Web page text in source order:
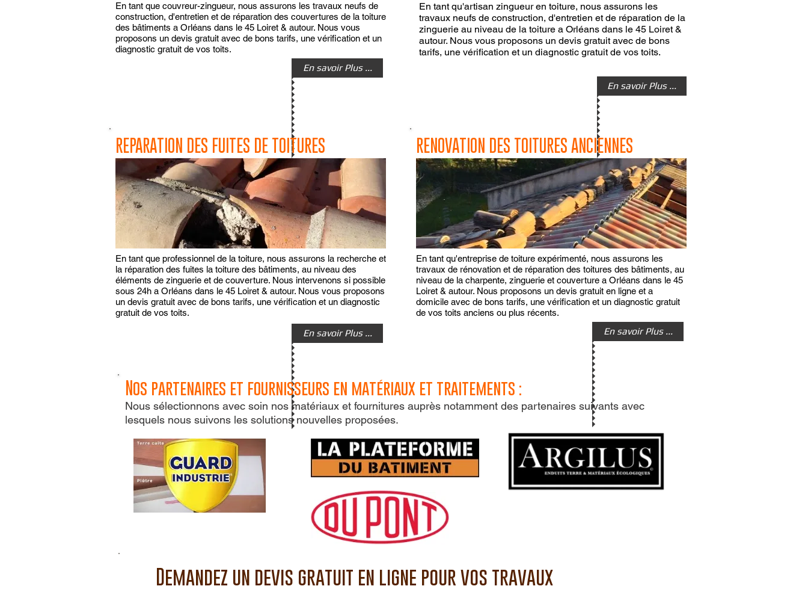
En tant que couvreur-zingueur, nous assurons les travaux neufs de
construction, d'entretien et de réparation des couvertures de la toiture
des bâtiments a Orléans dans le 45 Loiret & autour. Nous vous
proposons un devis gratuit avec de bons tarifs, une vérification et un
diagnostic gratuit de vos toits.
En savoir Plus ...
En tant qu'artisan zingueur en toiture, nous assurons les
travaux neufs de construction, d'entretien et de réparation de la
zinguerie au niveau de la toiture a Orléans dans le 45 Loiret &
autour. Nous vous proposons un devis gratuit avec de bons
tarifs, une vérification et un diagnostic gratuit de vos toits.
En savoir Plus ...
REPARATION DES FUITES DE TOITURES
En tant que professionnel de la toiture, nous assurons la recherche et
la réparation des fuites la toiture des bâtiments, au niveau des
éléments de zinguerie et de couverture. Nous intervenons si possible
sous 24h a Orléans dans le 45 Loiret & autour. Nous vous proposons
un devis gratuit avec de bons tarifs, une vérification et un diagnostic
gratuit de vos toits.
En savoir Plus ...
RENOVATION DES TOITURES ANCIENNES
En tant qu'entreprise de toiture expérimenté, nous assurons les
travaux de rénovation et de réparation des toitures des bâtiments, au
niveau de la charpente, zinguerie et couverture a Orléans dans le 45
Loiret & autour. Nous proposons un devis gratuit en ligne et a
domicile avec de bons tarifs, une vérification et un diagnostic gratuit
de vos toits anciens ou plus récents.
En savoir Plus ...
Nos partenaires et fournisseurs en matériaux et traitements :
Nous sélectionnons avec soin nos matériaux et fournitures auprès notamment des partenaires suivants avec
lesquels nous suivons les solutions nouvelles proposées.
Demandez un devis gratuit en ligne pour vos travaux